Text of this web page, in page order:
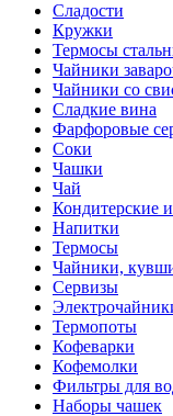
Сладости
Кружки
Термосы
Чайники
Чайники со
Сладкие вина
Фарфоровые
Соки
Чашки
Чай
Кондитерские
Напитки
Термосы
Чайники,
Сервизы
Термопоты
Кофеварки
Кофемолки
Фильтры для
Наборы чашек